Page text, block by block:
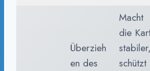
Überzieh
en des
Macht
die
stabiler,
schützt